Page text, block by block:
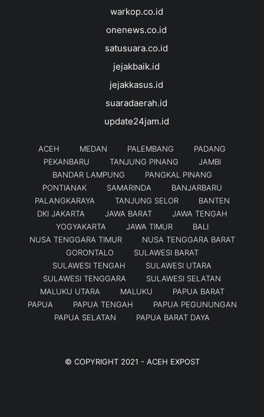
warkop.co.id
onenews.co.id
satusuara.co.id
jejakbaik.id
jejakkasus.id
suaradaerah.id
update24jam.id
ACEH MEDAN PALEMBANG
PADANG
PEKANBARU
TANJUNG PINANG
JAMBI
BANDAR LAMPUNG
PANGKAL PINANG
PONTIANAK
SAMARINDA
BANJARBARU
PALANGKARAYA
TANJUNG SELOR
BANTEN
DKI JAKARTA
JAWA BARAT
JAWA TENGAH
YOGYAKARTA
JAWA TIMUR
BALI
NUSA TENGGARA TIMUR
NUSA TENGGARA BARAT
GORONTALO
SULAWESI BARAT
SULAWESI TENGAH
SULAWESI UTARA
SULAWESI TENGGARA
SULAWESI SELATAN
MALUKU UTARA
MALUKU
PAPUA BARAT
PAPUA
PAPUA TENGAH
PAPUA PEGUNUNGAN
PAPUA SELATAN
PAPUA BARAT DAYA
© COPYRIGHT 2021 - ACEH EXPOST